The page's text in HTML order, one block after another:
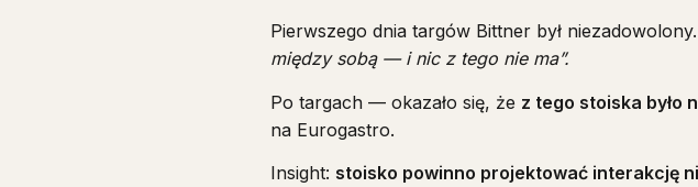
Pierwszego dnia targów Bittner był niezadowolony.
między sobą — i nic z tego nie ma”.
Po targach — okazało się, że z tego stoiska było
na Eurogastro.
Insight: stoisko powinno projektować interakcję